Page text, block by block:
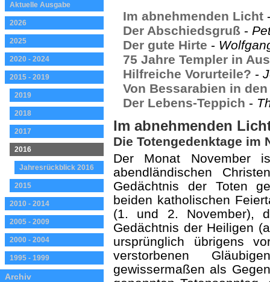
Aktuelle Ausgabe
2026
2025
2020 - 2024
2015 - 2019
2019
2018
2017
2016
Jahresrückblick 2016
2015
2010 - 2014
2005 - 2009
2000 - 2004
1995 - 1999
Archiv
Im abnehmenden Licht
Der Abschiedsgruß -
Der gute Hirte -
75 Jahre Templer in
Hilfreiche Vorurteile? -
Von Bessarabien in
Der Lebens-Teppich -
Im abnehmenden
Die Totengedenktage im
Der Monat November
abendländischen
Gedächtnis der Toten
beiden katholischen
(1. und 2. November),
Gedächtnis der Heiligen
ursprünglich übrigens
verstorbenen
gewissermaßen als